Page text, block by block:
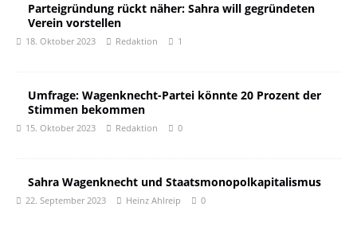
Parteigründung rückt näher: Sahra will gegründeten
Verein vorstellen
18. Oktober 2023 Redaktion 1
Umfrage: Wagenknecht-Partei könnte 20 Prozent der
Stimmen bekommen
15. Oktober 2023 Redaktion 0
Sahra Wagenknecht und Staatsmonopolkapitalismus
22. September 2023 Heinz Ahlreip 0